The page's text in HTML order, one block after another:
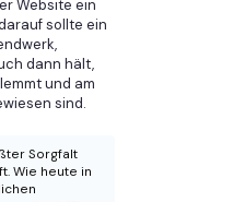
Website ein
sollte ein
dann hält,
und am
sind.
Sorgfalt
Wie heute in